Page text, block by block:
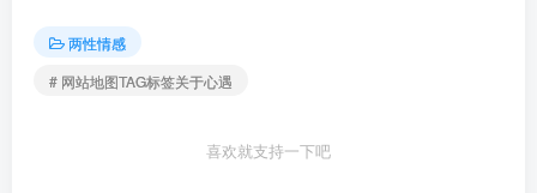
两性情感
# 网站地图TAG标签关于心遇
喜欢就支持一下吧